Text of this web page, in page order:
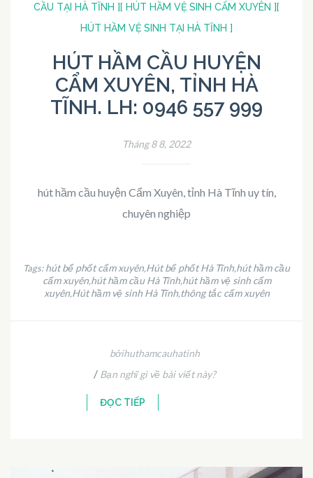
CẦU TẠI HÀ TĨNH ] [ HÚT HẦM VỆ SINH CẨM XUYÊN ] [
HÚT HẦM VỆ SINH TẠI HÀ TĨNH ]
HÚT HẦM CẦU HUYỆN
CẨM XUYÊN, TỈNH HÀ
TĨNH. LH: 0946 557 999
Tháng 8 8, 2022
hút hầm cầu huyện Cẩm Xuyên, tỉnh Hà Tĩnh uy tín,
chuyên nghiệp
Tags:hút bể phốt cẩm xuyên,Hút bể phốt Hà Tĩnh,hút hầm cầu
cẩm xuyên,hút hầm cầu Hà Tĩnh,hút hầm vệ sinh cẩm
xuyên,Hút hầm vệ sinh Hà Tĩnh,thông tắc cẩm xuyên
bởihuthamcauhatinh
/ Bạn nghĩ gì về bài viết này?
ĐỌC TIẾP